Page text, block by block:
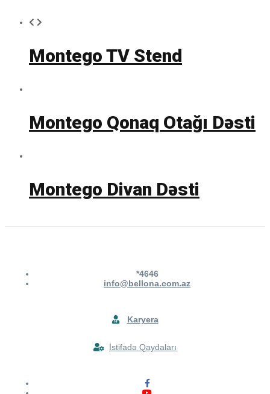
Montego TV Stend
Montego Qonaq Otağı Dəsti
Montego Divan Dəsti
*4646
info@bellona.com.az
Karyera
İstifadə Qaydaları